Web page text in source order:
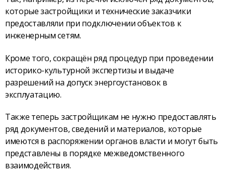
которые застройщики и технические заказчики
предоставляли при подключении объектов к
инженерным сетям.
Кроме того, сокращён ряд процедур при проведении
историко-культурной экспертизы и выдаче
разрешений на допуск энергоустановок в
эксплуатацию.
Также теперь застройщикам не нужно предоставлять
ряд документов, сведений и материалов, которые
имеются в распоряжении органов власти и могут быть
представлены в порядке межведомственного
взаимодействия.